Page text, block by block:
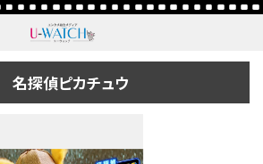
名探偵ピカチュウ